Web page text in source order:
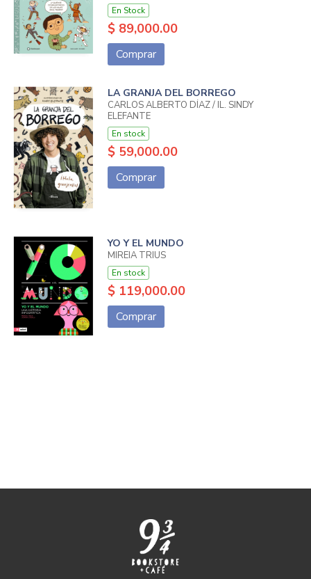
En Stock
$ 89,000.00
Comprar
LA GRANJA DEL BORREGO
CARLOS ALBERTO DÍAZ / IL. SINDY
ELEFANTE
En stock
$ 59,000.00
Comprar
YO Y EL MUNDO
MIREIA TRIUS
En stock
$ 119,000.00
Comprar